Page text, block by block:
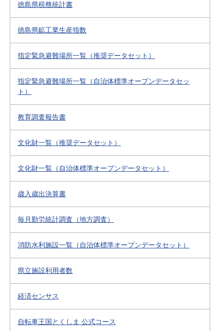
徳島県税務統計書
徳島県鉱工業生産指数
指定緊急避難場所一覧（推奨データセット）
指定緊急避難場所一覧（自治体標準オープンデータセッ
ト）
教育調査報告書
文化財一覧（推奨データセット）
文化財一覧（自治体標準オープンデータセット）
歳入歳出決算書
毎月勤労統計調査（地方調査）
消防水利施設一覧（自治体標準オープンデータセット）
県立施設利用者数
経済センサス
自転車王国とくしま 公式コース